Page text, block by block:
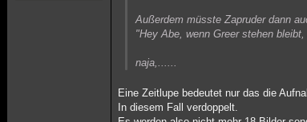
Außerdem müsste Zapruder dann
"Hey Abe, wenn Greer stehen
naja,......
Eine Zeitlupe bedeutet nur das die
In diesem Fall verdoppelt.